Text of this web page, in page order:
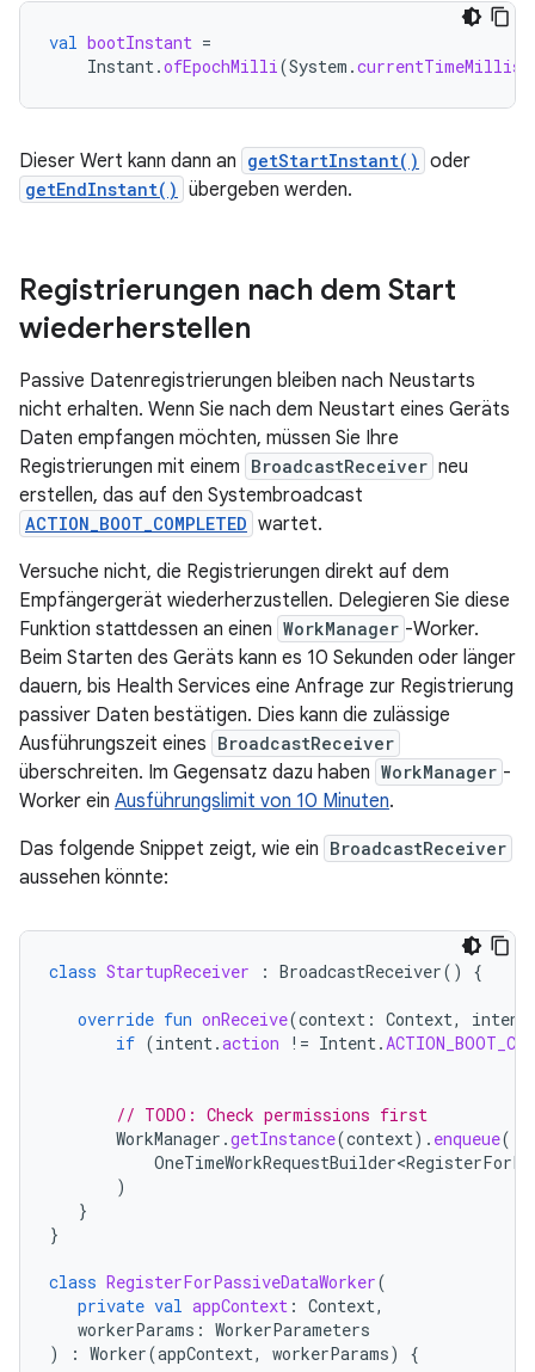
val bootInstant =
Instant.ofEpochMilli(System .currentTimeMillis
Dieser Wert kann dann an getStartInstant() oder
getEndInstant() übergeben werden.
Registrierungen nach dem Start
wiederherstellen
Passive Datenregistrierungen bleiben nach Neustarts
nicht erhalten. Wenn Sie nach dem Neustart eines Geräts
Daten empfangen möchten, müssen Sie Ihre
Registrierungen mit einem BroadcastReceiver neu
erstellen, das auf den Systembroadcast
ACTION_BOOT_COMPLETED wartet.
Versuche nicht, die Registrierungen direkt auf dem
Empfängergerät wiederherzustellen. Delegieren Sie diese
Funktion stattdessen an einen WorkManager -Worker.
Beim Starten des Geräts kann es 10 Sekunden oder länger
dauern, bis Health Services eine Anfrage zur Registrierung
passiver Daten bestätigen. Dies kann die zulässige
Ausführungszeit eines BroadcastReceiver
überschreiten. Im Gegensatz dazu haben WorkManager -
Worker ein Ausführungslimit von 10 Minuten.
Das folgende Snippet zeigt, wie ein BroadcastReceiver
aussehen könnte:
class StartupReceiver : BroadcastReceiver() {
override fun onReceive(context : Context, intent
if (intent.action != Intent.
// TODO: Check permissions first
WorkManager .getInstance(context). enqueue(
)
}
}
class RegisterForPassiveDataWorker(
private val appContext : Context,
workerParams : WorkerParameters
)
: Worker(appContext, workerParams) {